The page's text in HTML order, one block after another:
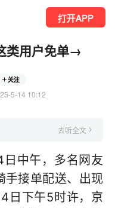
打开APP
类用户免单→
关注
5-14 10:12
去听全文
日中午，多名网友
手接单配送、出现
日下午5时许，京